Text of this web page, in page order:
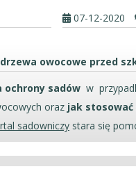
07-12-2020
owocowe przed
ochrony sadów w
oraz jak
sadowniczy stara się